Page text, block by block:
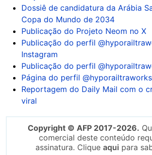
Dossiê de candidatura da Arábia
Copa do Mundo de 2034
Publicação do Projeto Neom no X
Publicação do perfil
Instagram
Publicação do perfil
Página do perfil
Reportagem do Daily Mail com o
viral
Copyright © AFP 2017-2026.
comercial deste conteúdo
assinatura. Clique aqui para